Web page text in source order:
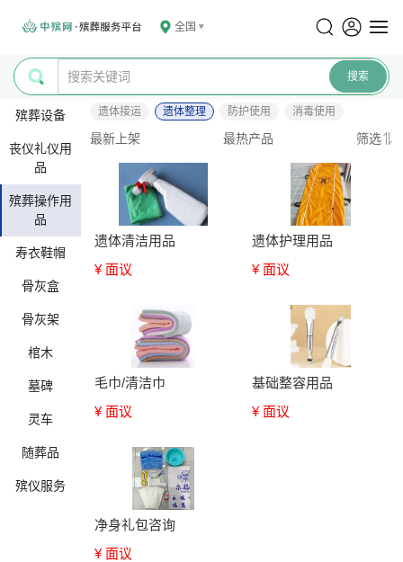
全国
殡葬设备
丧仪礼仪用
品
殡葬操作用
品
寿衣鞋帽
骨灰盒
骨灰架
棺木
墓碑
灵车
随葬品
殡仪服务
遗体接运 遗体整理 防护使用 消毒使用
最新上架 最热产品 筛选
遗体清洁用品
¥ 面议
遗体护理用品
¥ 面议
毛巾/清洁巾
¥ 面议
基础整容用品
¥ 面议
净身礼包咨询
¥ 面议